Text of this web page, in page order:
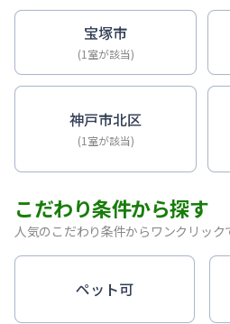
宝塚市
(1室が該当)
神戸市北区
(1室が該当)
こだわり条件から探す
人気のこだわり条件からワンクリック
ペット可